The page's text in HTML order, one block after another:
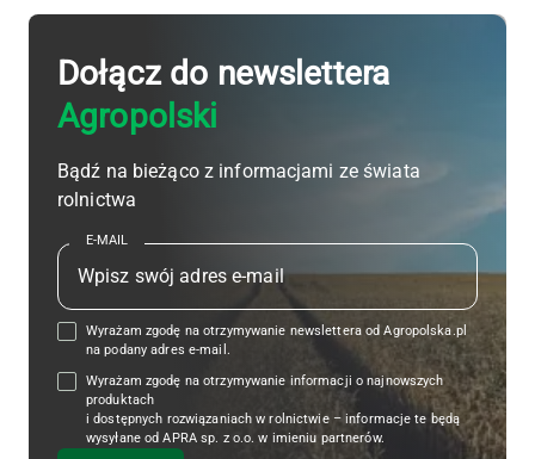
Dołącz do newslettera
Agropolski
Bądź na bieżąco z informacjami ze świata
rolnictwa
E-MAIL
Wyrażam zgodę na otrzymywanie newslettera od Agropolska.pl
na podany adres e-mail.
Wyrażam zgodę na otrzymywanie informacji o najnowszych
produktach
i dostępnych rozwiązaniach w rolnictwie – informacje te będą
wysyłane od APRA sp. z o.o. w imieniu partnerów.